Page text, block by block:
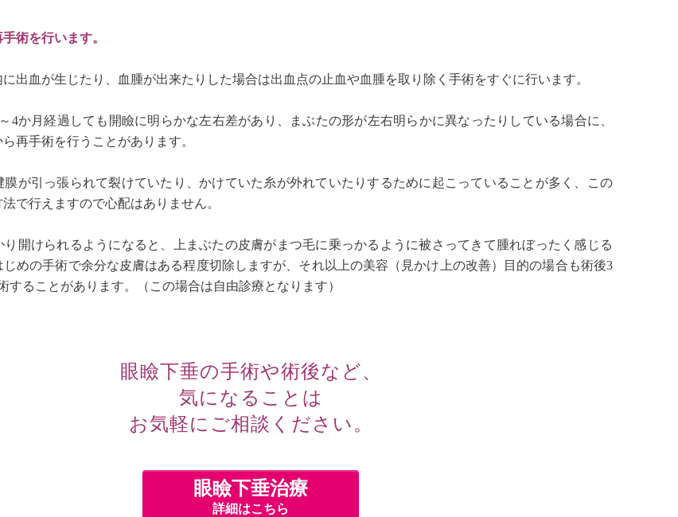
術を行います。
出血が生じたり、血腫が出来たりした場合は出血点の止血や血腫を取り除く手術をすぐに行います。
4か月経過しても開瞼に明らかな左右差があり、まぶたの形が左右明らかに異なったりしている場合に、
再手術を行うことがあります。
膜が引っ張られて裂けていたり、かけていた糸が外れていたりするために起こっていることが多く、この
で行えますので心配はありません。
り開けられるようになると、上まぶたの皮膚がまつ毛に乗っかるように被さってきて腫れぼったく感じる
めの手術で余分な皮膚はある程度切除しますが、それ以上の美容（見かけ上の改善）目的の場合も術後3
することがあります。（この場合は自由診療となります）
眼瞼下垂の手術や術後など、
気になることは
お気軽にご相談ください。
眼瞼下垂治療
詳細はこちら